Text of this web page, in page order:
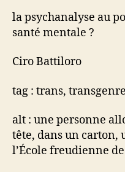
la psychanalyse au
santé mentale ?
Ciro Battiloro
tag : trans,
alt : une personne
tête, dans un carton,
l’École freudienne